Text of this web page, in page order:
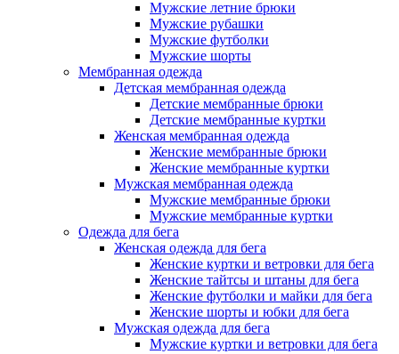
Мужские летние брюки
Мужские рубашки
Мужские футболки
Мужские шорты
Мембранная одежда
Детская мембранная одежда
Детские мембранные брюки
Детские мембранные куртки
Женская мембранная одежда
Женские мембранные брюки
Женские мембранные куртки
Мужская мембранная одежда
Мужские мембранные брюки
Мужские мембранные куртки
Одежда для бега
Женская одежда для бега
Женские куртки и ветровки для бега
Женские тайтсы и штаны для бега
Женские футболки и майки для бега
Женские шорты и юбки для бега
Мужская одежда для бега
Мужские куртки и ветровки для бега